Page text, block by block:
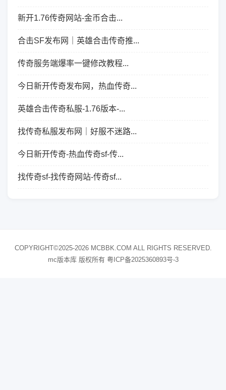
新开1.76传奇网站-金币合击...
合击SF发布网｜英雄合击传奇推...
传奇服务端爆率一键修改教程...
今日新开传奇发布网，热血传奇...
英雄合击传奇私服-1.76版本-...
找传奇私服发布网｜好服不迷路...
今日新开传奇-热血传奇sf-传...
找传奇sf-找传奇网站-传奇sf...
COPYRIGHT©2025-2026 MCBBK.COM ALL RIGHTS RESERVED.
mc版本库 版权所有 粤ICP备2025360893号-3